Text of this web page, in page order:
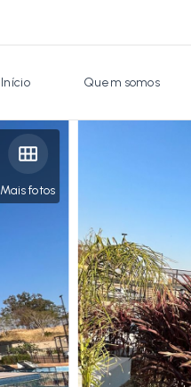
Início Quem somos
Mais fotos